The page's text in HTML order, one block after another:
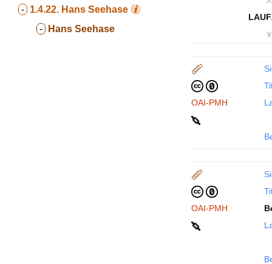
- 1.4.22. Hans Seehase
- Hans Seehase
∨
OAI-PMH
OAI-PMH